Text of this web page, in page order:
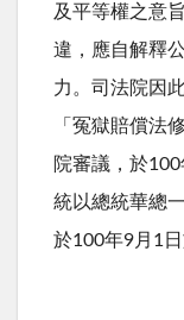
及平等權之意
違，應自解釋
力。司法院因
「冤獄賠償法
院審議，於
統以總統華總
於100年9月1日